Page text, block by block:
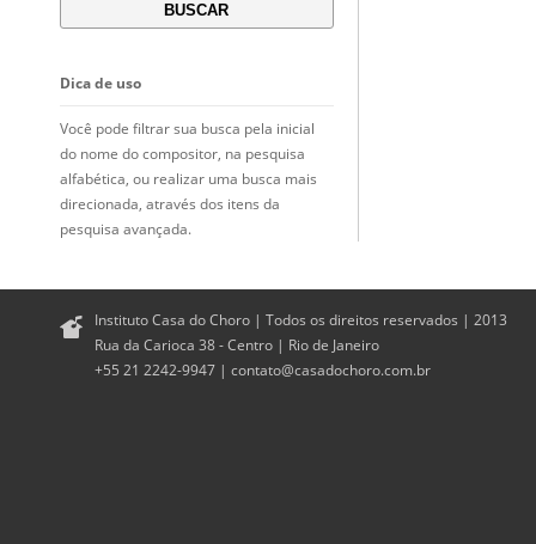
Dica de uso
Você pode filtrar sua busca pela inicial
do nome do compositor, na pesquisa
alfabética, ou realizar uma busca mais
direcionada, através dos itens da
pesquisa avançada.
Instituto Casa do Choro | Todos os direitos reservados | 2013
Rua da Carioca 38 - Centro | Rio de Janeiro
+55 21 2242-9947 | contato@casadochoro.com.br